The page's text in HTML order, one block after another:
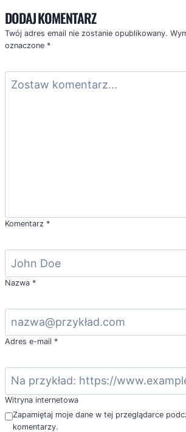
DODAJ KOMENTARZ
Twój adres email nie zostanie opublikowany.
oznaczone *
Komentarz *
Nazwa *
Adres e-mail *
Witryna internetowa
Zapamiętaj moje dane w tej przeglądarce
komentarzy.